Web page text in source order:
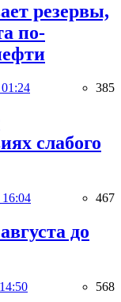
резервы,
по-
01:24 385
слабого
16:04 467
до
568